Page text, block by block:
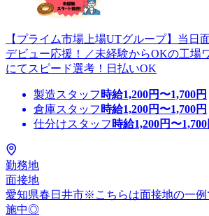
【プライム市場上場UTグループ】当日
デビュー応援！／未経験からOKの工場
にてスピード選考！日払いOK
製造スタッフ 時給1,200円〜1,700円
倉庫スタッフ 時給1,200円〜1,700円
仕分けスタッフ 時給1,200円〜1,700
勤務地
面接地
愛知県春日井市※こちらは面接地の一例
施中◎